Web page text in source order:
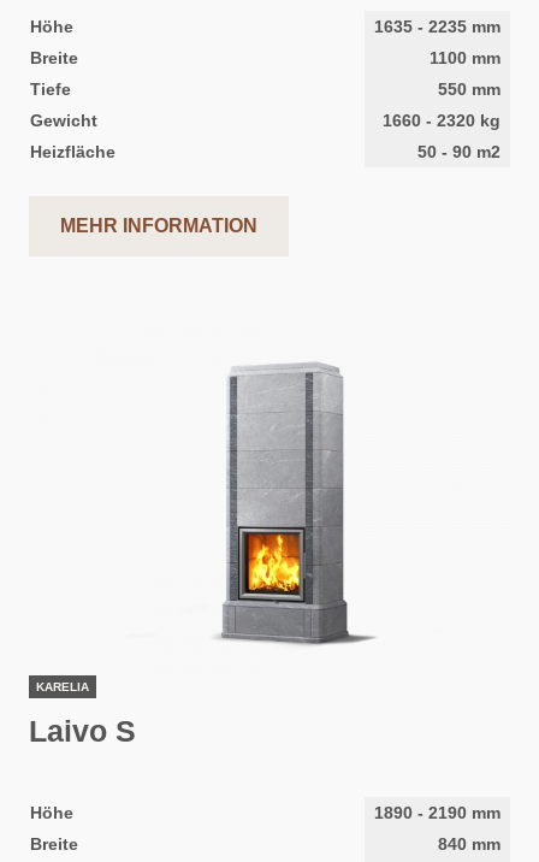
Höhe 1635 - 2235 mm
Breite
1100 mm
Tiefe
550 mm
Gewicht
1660 - 2320 kg
Heizfläche
50 - 90 m2
MEHR INFORMATION
KARELIA
Laivo S
Höhe 1890 - 2190 mm
Breite
840 mm